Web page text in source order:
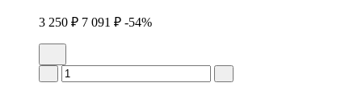
3 250 ₽ 7 091 ₽ -54%